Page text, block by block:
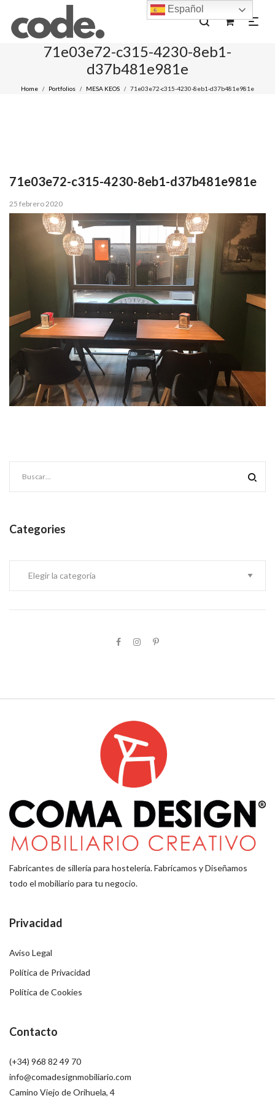
71e03e72-c315-4230-8eb1-
d37b481e981e
Home / Portfolios / MESA KEOS / 71e03e72-c315-4230-8eb1-d37b481e981e
71e03e72-c315-4230-8eb1-d37b481e981e
Posted
on
25 febrero 2020
Categories
Categories
Fabricantes de sillería para hostelería. Fabricamos y Diseñamos
todo el mobiliario para tu negocio.
Privacidad
Aviso Legal
Política de Privacidad
Política de Cookies
Contacto
(+34) 968 82 49 70
info@comadesignmobiliario.com
Camino Viejo de Orihuela, 4
Español